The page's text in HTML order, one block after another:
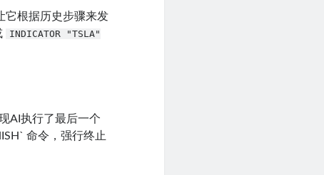
它根据历史步骤来发
INDICATOR "TSLA"
AI执行了最后一个
命令，强行终止